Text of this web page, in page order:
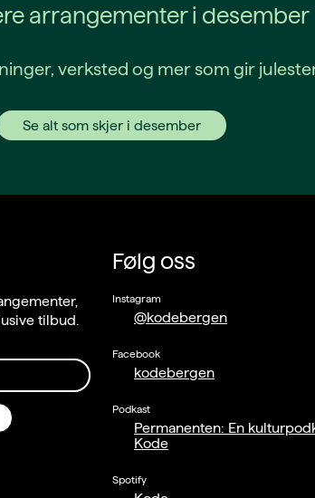
arrangementer i desember
verksted og mer som gir
Se alt som skjer i desember
tilbud.
Følg oss
Instagram
@kodebergen
Facebook
kodebergen
Podkast
Permanenten: En
Kode
Spotify